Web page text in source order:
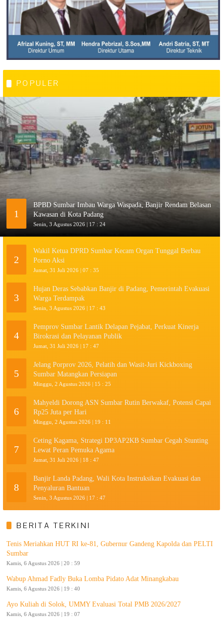
POPULER
1
BPBD Sumbar Imbau Warga Waspada, Banjir Rendam Belasan
Kawasan di Kota Padang
Senin, 3 Agustus 2026 | 17 : 24
2
Wakil Ketua DPRD Sumbar Kecam Organ Tunggal Berbau
Porno Aksi
Jumat, 31 Juli 2026 | 07 : 35
3
Hujan Deras Sebabkan Banjir di Padang, Pemerintah Evakuasi
Warga Terdampak
Senin, 3 Agustus 2026 | 17 : 43
4
Pemprov Sumbar Lantik Delapan Pejabat, Perkuat Kinerja
Birokrasi dan Pelayanan Publik
Jumat, 31 Juli 2026 | 17 : 47
5
Jelang Porprov 2026, Pelatih dan Wasit-Juri Kickboxing
Sumbar Matangkan Persiapan
Minggu, 2 Agustus 2026 | 15 : 25
6
Mahyeldi Dorong ASN Sumbar Rutin Berwakaf, Potensi Capai
Rp25 Juta per Hari
Minggu, 2 Agustus 2026 | 19 : 11
7
Ceting Kagama, Strategi DP3AP2KB Sumbar Cegah Stunting
Lewat Peran Pemuka Agama
Jumat, 31 Juli 2026 | 18 : 47
8
Banjir Landa Padang, Wali Kota Instruksikan Evakuasi dan
Penyaluran Bantuan
Senin, 3 Agustus 2026 | 17 : 47
BERITA TERKINI
Tenis Meriahkan HUT RI ke-81, Gubernur Gandeng Kapolda dan PELTI
Sumbar
Kamis, 6 Agustus 2026 | 20 : 59
Wabup Ahmad Fadly Buka Lomba Pidato Adat Minangkabau
Kamis, 6 Agustus 2026 | 19 : 40
Ayo Kuliah di Solok, UMMY Evaluasi Total PMB 2026/2027
Kamis, 6 Agustus 2026 | 19 : 07